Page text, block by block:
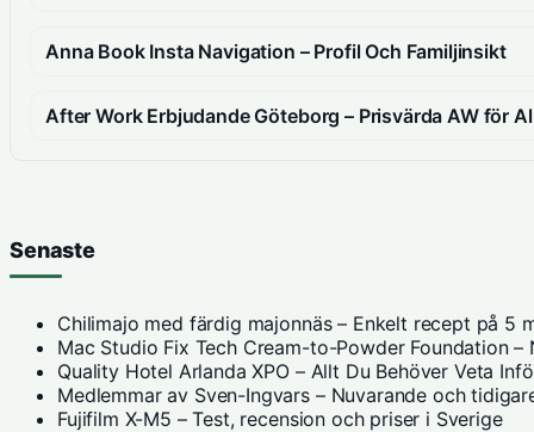
Anna Book Insta Navigation – Profil Och Familjinsikt
After Work Erbjudande Göteborg – Prisvärda AW för
Senaste
Chilimajo med färdig majonnäs – Enkelt recept på 5
Mac Studio Fix Tech Cream-to-Powder Foundation
Quality Hotel Arlanda XPO – Allt Du Behöver Veta
Medlemmar av Sven-Ingvars – Nuvarande och
Fujifilm X-M5 – Test, recension och priser i Sverige